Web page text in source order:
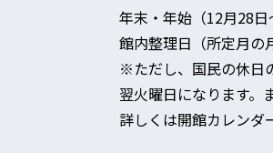
年末・年始（12月28日
館内整理日（所定月の
※ただし、国民の休日
翌火曜日になります。
詳しくは開館カレンダ